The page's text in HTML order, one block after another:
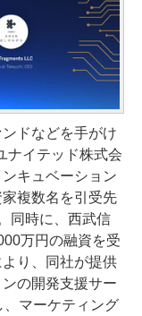
ドなどを手がけ
ナイテッド株式会
キュベーション
複数名を引受先
同時に、西武信
万円の融資を受
り、同社が提供
の開発支援サー
マーケティング